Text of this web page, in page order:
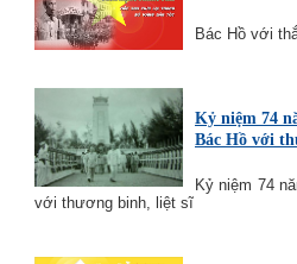
Bác Hồ với
Kỷ niệm 74
Bác Hồ với
Kỷ niệm 74
với thương binh, liệt sĩ